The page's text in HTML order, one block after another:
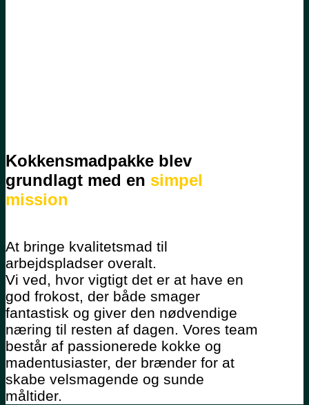
Kokkensmadpakke blev
grundlagt med en simpel
mission
At bringe kvalitetsmad til
arbejdspladser overalt.
Vi ved, hvor vigtigt det er at have en
god frokost, der både smager
fantastisk og giver den nødvendige
næring til resten af dagen. Vores team
består af passionerede kokke og
madentusiaster, der brænder for at
skabe velsmagende og sunde
måltider.